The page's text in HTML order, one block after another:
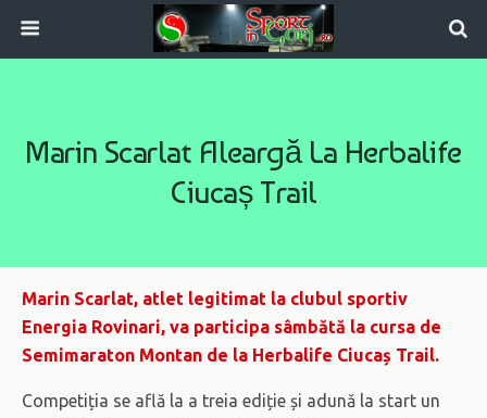
Marin Scarlat Aleargă La Herbalife
Ciucaș Trail
Marin Scarlat, atlet legitimat la clubul sportiv
Energia Rovinari, va participa sâmbătă la cursa de
Semimaraton Montan de la Herbalife Ciucaș Trail.
Competiția se află la a treia ediție și adună la start un